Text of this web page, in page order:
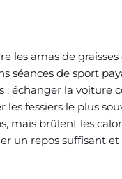
les amas de
séances de sport
: échanger la voiture
les fessiers le plus
brûlent les
un repos suffisant